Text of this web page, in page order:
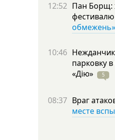
12:52 Пан Борщ:
фестивалю
обмежень»
10:46
парковку
«Дію»
5
08:37 Враг
месте